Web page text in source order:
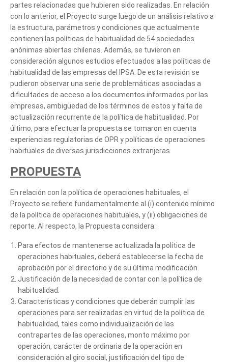
Tell us, how
can we help you?
partes relacionadas que hubieren sido realizadas. En relación
con lo anterior, el Proyecto surge luego de un análisis relativo a
la estructura, parámetros y condiciones que actualmente
contienen las políticas de habitualidad de 54 sociedades
anónimas abiertas chilenas. Además, se tuvieron en
consideración algunos estudios efectuados a las políticas de
habitualidad de las empresas del IPSA. De esta revisión se
pudieron observar una serie de problemáticas asociadas a
dificultades de acceso a los documentos informados por las
empresas, ambigüedad de los términos de estos y falta de
actualización recurrente de la política de habitualidad. Por
último, para efectuar la propuesta se tomaron en cuenta
experiencias regulatorias de OPR y políticas de operaciones
habituales de diversas jurisdicciones extranjeras.
PROPUESTA
En relación con la política de operaciones habituales, el
Proyecto se refiere fundamentalmente al (i) contenido mínimo
de la política de operaciones habituales, y (ii) obligaciones de
reporte. Al respecto, la Propuesta considera:
Para efectos de mantenerse actualizada la política de
operaciones habituales, deberá establecerse la fecha de
aprobación por el directorio y de su última modificación.
Justificación de la necesidad de contar con la política de
habitualidad.
Características y condiciones que deberán cumplir las
operaciones para ser realizadas en virtud de la política de
habitualidad, tales como individualización de las
contrapartes de las operaciones, monto máximo por
operación, carácter de ordinaria de la operación en
consideración al giro social, justificación del tipo de